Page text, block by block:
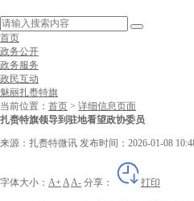
首页
政务公开
政务服务
政民互动
魅丽扎赉特旗
当前位置： 首页 > 详细信息页面
扎赉特旗领导到驻地看望政协委员
来源：扎赉特微讯 发布时间：2026-01-08
字体大小： A+ AA- 分享： 打印